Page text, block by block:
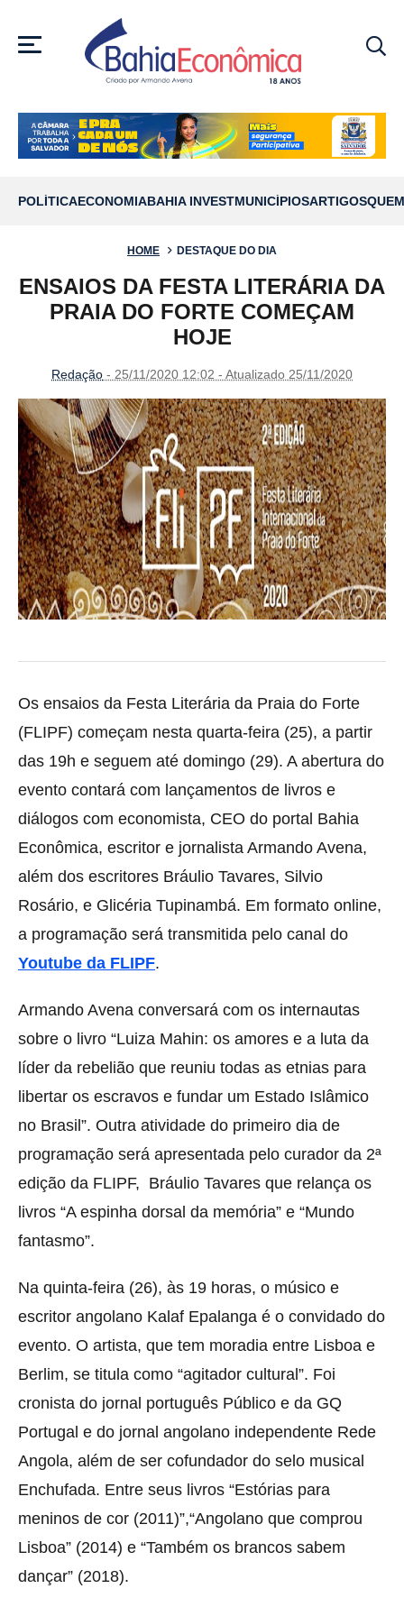
MENU
POLÍTICAECONOMIABAHIA INVESTMUNICÍPIOSARTIGOS
HOME DESTAQUE DO DIA
ENSAIOS DA FESTA LITERÁRIA DA
PRAIA DO FORTE COMEÇAM
HOJE
Redação - 25/11/2020 12:02 - Atualizado 25/11/2020
Os ensaios da Festa Literária da Praia do Forte
(FLIPF) começam nesta quarta-feira (25), a partir
das 19h e seguem até domingo (29). A abertura do
evento contará com lançamentos de livros e
diálogos com economista, CEO do portal Bahia
Econômica, escritor e jornalista Armando Avena,
além dos escritores Bráulio Tavares, Silvio
Rosário, e Glicéria Tupinambá. Em formato online,
a programação será transmitida pelo canal do
Youtube da FLIPF.
Armando Avena conversará com os internautas
sobre o livro “Luiza Mahin: os amores e a luta da
líder da rebelião que reuniu todas as etnias para
libertar os escravos e fundar um Estado Islâmico
no Brasil”. Outra atividade do primeiro dia de
programação será apresentada pelo curador da 2ª
edição da FLIPF, Bráulio Tavares que relança os
livros “A espinha dorsal da memória” e “Mundo
fantasmo”.
Na quinta-feira (26), às 19 horas, o músico e
escritor angolano Kalaf Epalanga é o convidado do
evento. O artista, que tem moradia entre Lisboa e
Berlim, se titula como “agitador cultural”. Foi
cronista do jornal português Público e da GQ
Portugal e do jornal angolano independente Rede
Angola, além de ser cofundador do selo musical
Enchufada. Entre seus livros “Estórias para
meninos de cor (2011)”,“Angolano que comprou
Lisboa” (2014) e “Também os brancos sabem
dançar” (2018).